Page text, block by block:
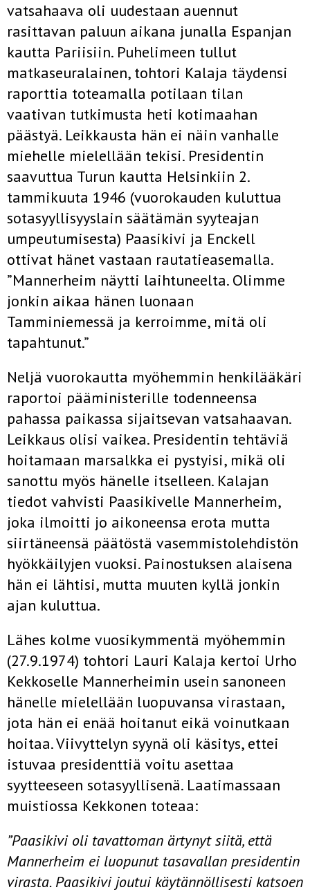
vatsahaava oli uudestaan auennut
rasittavan paluun aikana junalla Espanjan
kautta Pariisiin. Puhelimeen tullut
matkaseuralainen, tohtori Kalaja täydensi
raporttia toteamalla potilaan tilan
vaativan tutkimusta heti kotimaahan
päästyä. Leikkausta hän ei näin vanhalle
miehelle mielellään tekisi. Presidentin
saavuttua Turun kautta Helsinkiin 2.
tammikuuta 1946 (vuorokauden kuluttua
sotasyyllisyyslain säätämän syyteajan
umpeutumisesta) Paasikivi ja Enckell
ottivat hänet vastaan rautatieasemalla.
”Mannerheim näytti laihtuneelta. Olimme
jonkin aikaa hänen luonaan
Tamminiemessä ja kerroimme, mitä oli
tapahtunut.”
Neljä vuorokautta myöhemmin henkilääkäri
raportoi pääministerille todenneensa
pahassa paikassa sijaitsevan vatsahaavan.
Leikkaus olisi vaikea. Presidentin tehtäviä
hoitamaan marsalkka ei pystyisi, mikä oli
sanottu myös hänelle itselleen. Kalajan
tiedot vahvisti Paasikivelle Mannerheim,
joka ilmoitti jo aikoneensa erota mutta
siirtäneensä päätöstä vasemmistolehdistön
hyökkäilyjen vuoksi. Painostuksen alaisena
hän ei lähtisi, mutta muuten kyllä jonkin
ajan kuluttua.
Lähes kolme vuosikymmentä myöhemmin
(27.9.1974) tohtori Lauri Kalaja kertoi Urho
Kekkoselle Mannerheimin usein sanoneen
hänelle mielellään luopuvansa virastaan,
jota hän ei enää hoitanut eikä voinutkaan
hoitaa. Viivyttelyn syynä oli käsitys, ettei
istuvaa presidenttiä voitu asettaa
syytteeseen sotasyyllisenä. Laatimassaan
muistiossa Kekkonen toteaa:
”Paasikivi oli tavattoman ärtynyt siitä, että
Mannerheim ei luopunut tasavallan presidentin
virasta. Paasikivi joutui käytännöllisesti katsoen